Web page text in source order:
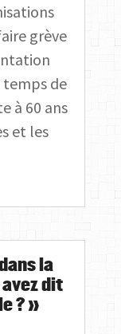
grève
temps de
à 60 ans
et les
la
avez dit
? »